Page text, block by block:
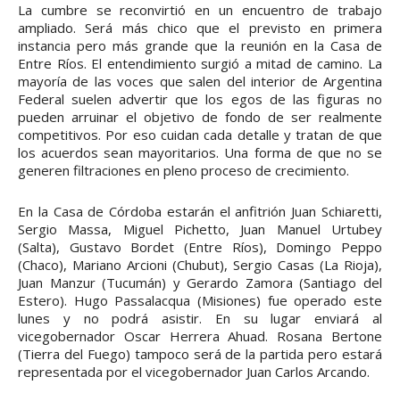
La cumbre se reconvirtió en un encuentro de trabajo
ampliado. Será más chico que el previsto en primera
instancia pero más grande que la reunión en la Casa de
Entre Ríos. El entendimiento surgió a mitad de camino. La
mayoría de las voces que salen del interior de Argentina
Federal suelen advertir que los egos de las figuras no
pueden arruinar el objetivo de fondo de ser realmente
competitivos. Por eso cuidan cada detalle y tratan de que
los acuerdos sean mayoritarios. Una forma de que no se
generen filtraciones en pleno proceso de crecimiento.
En la Casa de Córdoba estarán el anfitrión Juan Schiaretti,
Sergio Massa, Miguel Pichetto, Juan Manuel Urtubey
(Salta), Gustavo Bordet (Entre Ríos), Domingo Peppo
(Chaco), Mariano Arcioni (Chubut), Sergio Casas (La Rioja),
Juan Manzur (Tucumán) y Gerardo Zamora (Santiago del
Estero). Hugo Passalacqua (Misiones) fue operado este
lunes y no podrá asistir. En su lugar enviará al
vicegobernador Oscar Herrera Ahuad. Rosana Bertone
(Tierra del Fuego) tampoco será de la partida pero estará
representada por el vicegobernador Juan Carlos Arcando.